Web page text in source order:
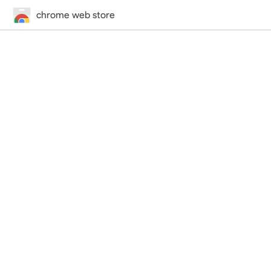
chrome web store